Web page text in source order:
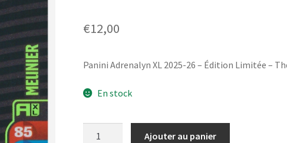
€12,00
Panini Adrenalyn XL 2025-26 – Édition Limitée –
En stock
Ajouter au panier